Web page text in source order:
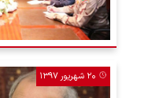
۲۰ شهریور ۱۳۹۷